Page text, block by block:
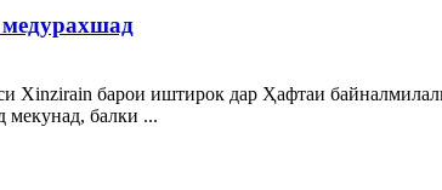
Xinzirain барои иштирок дар Ҳафтаи
мекунад, балки ...